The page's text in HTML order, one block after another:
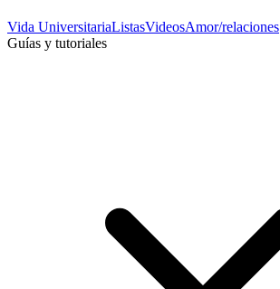
Vida UniversitariaListasVideosAmor/relaciones
Guías y tutoriales